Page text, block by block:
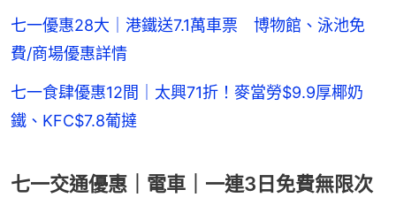
七一優惠28大｜港鐵送7.1萬車票 博物館、泳池免
費/商場優惠詳情
七一食肆優惠12間｜太興71折！麥當勞$9.9厚椰奶
鐵、KFC$7.8葡撻
七一交通優惠｜電車｜一連3日免費無限次